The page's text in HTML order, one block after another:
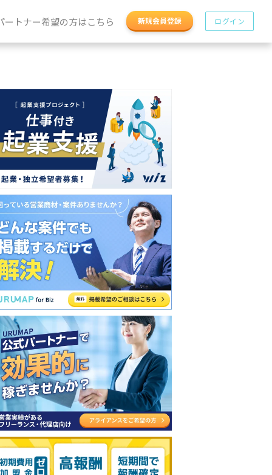
ートナー希望の方はこちら 新規会員登録 ログイン